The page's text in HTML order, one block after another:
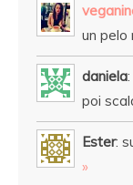
un pelo
daniela
poi
Ester:
»